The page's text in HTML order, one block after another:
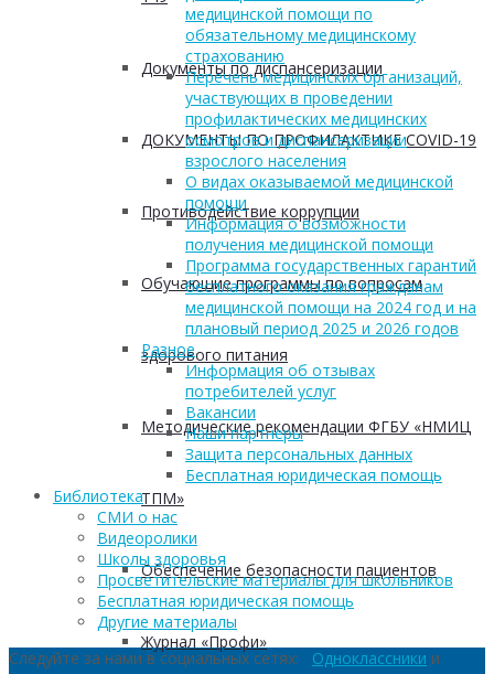
Документы по диспансеризации
ДОКУМЕНТЫ ПО ПРОФИЛАКТИКЕ COVID-19
Противодействие коррупции
Обучающие программы по вопросам
здорового питания
Методические рекомендации ФГБУ «НМИЦ
ТПМ»
Обеспечение безопасности пациентов
Журнал «Профи»
медицинской помощи по
обязательному медицинскому
страхованию
Перечень медицинских организаций,
участвующих в проведении
профилактических медицинских
осмотров и диспансеризации
взрослого населения
О видах оказываемой медицинской
помощи
Информация о возможности
получения медицинской помощи
Программа государственных гарантий
бесплатного оказания гражданам
медицинской помощи на 2024 год и на
плановый период 2025 и 2026 годов
Разное
Информация об отзывах
потребителей услуг
Вакансии
Наши партнеры
Защита персональных данных
Бесплатная юридическая помощь
Библиотека
СМИ о нас
Видеоролики
Школы здоровья
Просветительские материалы для школьников
Бесплатная юридическая помощь
Другие материалы
Следуйте за нами в социальных сетях: Одноклассники и